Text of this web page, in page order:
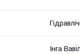
Інга